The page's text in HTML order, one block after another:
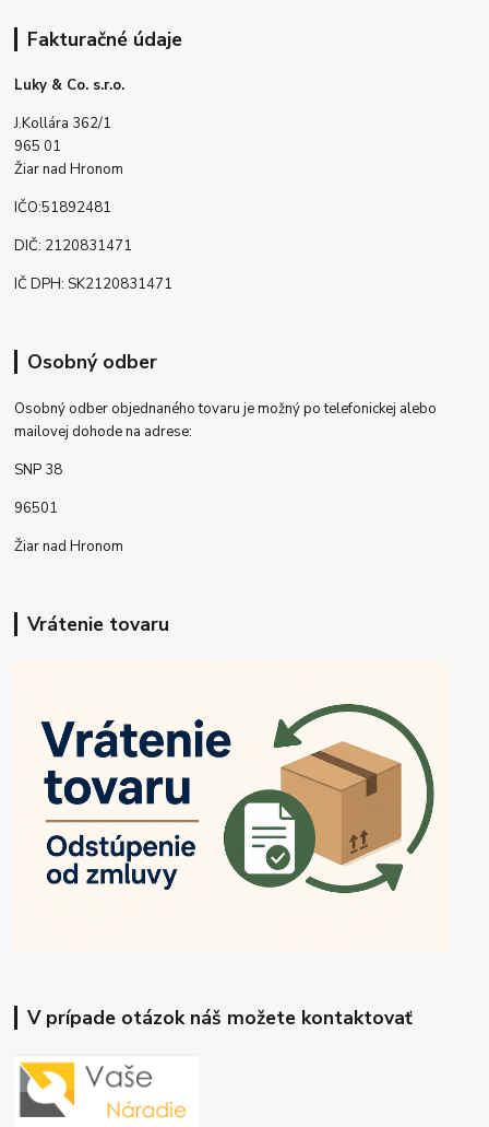
Fakturačné údaje
Luky & Co. s.r.o.
J.Kollára 362/1
965 01
Žiar nad Hronom
IČO:51892481
DIČ: 2120831471
IČ DPH: SK2120831471
Osobný odber
Osobný odber objednaného tovaru je možný po telefonickej alebo
mailovej dohode na adrese:
SNP 38
96501
Žiar nad Hronom
Vrátenie tovaru
V prípade otázok náš možete kontaktovať